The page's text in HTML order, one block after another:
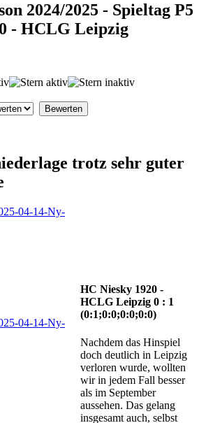
2024/2025 - Spieltag P5
- HCLG Leipzig
trotz sehr guter
HC Niesky 1920 -
HCLG Leipzig 0 : 1
(0:1;0:0;0:0;0:0)
Nachdem das Hinspiel
doch deutlich in Leipzig
verloren wurde, wollten
wir in jedem Fall besser
als im September
aussehen. Das gelang
insgesamt auch, selbst